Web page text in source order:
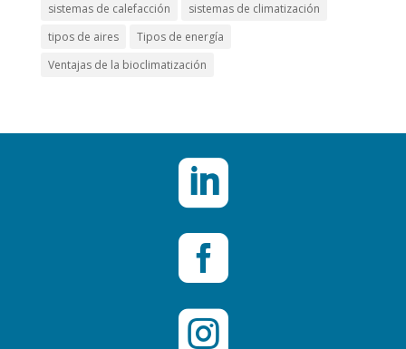
sistemas de calefacción
sistemas de climatización
tipos de aires
Tipos de energía
Ventajas de la bioclimatización


